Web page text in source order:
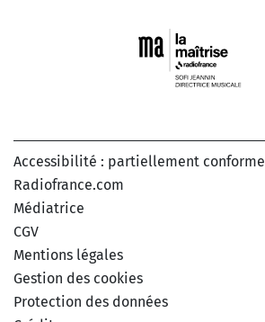
Accessibilité : partiellement conforme
Radiofrance.com
Médiatrice
CGV
Mentions légales
Gestion des cookies
Protection des données